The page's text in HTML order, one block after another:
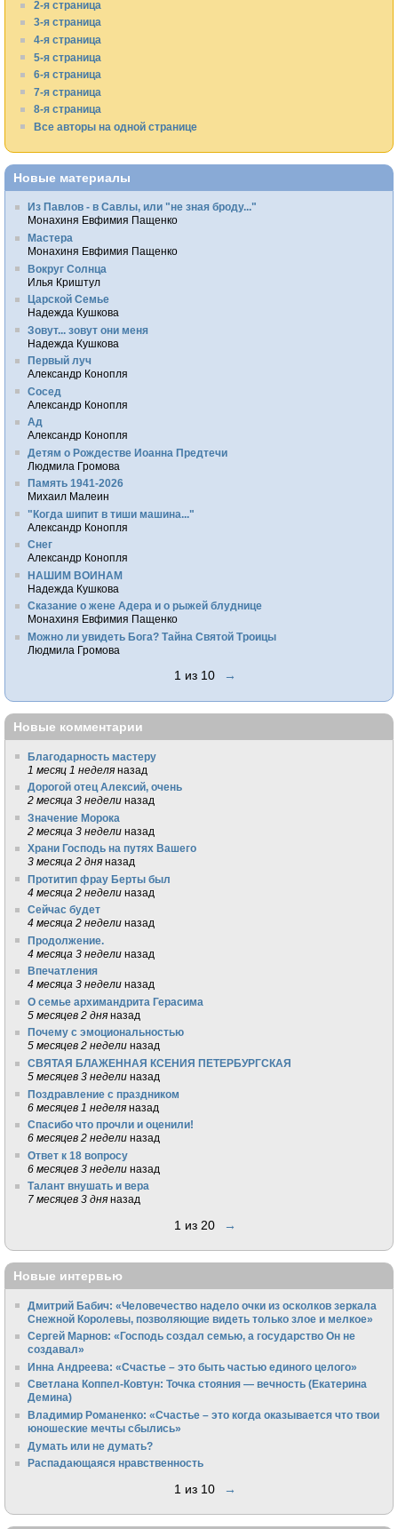
2-я страница
3-я страница
4-я страница
5-я страница
6-я страница
7-я страница
8-я страница
Все авторы на одной странице
Новые материалы
Из Павлов - в Савлы, или "не зная броду..."
Монахиня Евфимия Пащенко
Мастера
Монахиня Евфимия Пащенко
Вокруг Солнца
Илья Криштул
Царской Семье
Надежда Кушкова
Зовут... зовут они меня
Надежда Кушкова
Первый луч
Александр Конопля
Сосед
Александр Конопля
Ад
Александр Конопля
Детям о Рождестве Иоанна Предтечи
Людмила Громова
Память 1941-2026
Михаил Малеин
"Когда шипит в тиши машина..."
Александр Конопля
Снег
Александр Конопля
НАШИМ ВОИНАМ
Надежда Кушкова
Сказание о жене Адера и о рыжей блуднице
Монахиня Евфимия Пащенко
Можно ли увидеть Бога? Тайна Святой Троицы
Людмила Громова
1 из 10 →
Новые комментарии
Благодарность мастеру
1 месяц 1 неделя назад
Дорогой отец Алексий, очень
2 месяца 3 недели назад
Значение Морока
2 месяца 3 недели назад
Храни Господь на путях Вашего
3 месяца 2 дня назад
Протитип фрау Берты был
4 месяца 2 недели назад
Сейчас будет
4 месяца 2 недели назад
Продолжение.
4 месяца 3 недели назад
Впечатления
4 месяца 3 недели назад
О семье архимандрита Герасима
5 месяцев 2 дня назад
Почему с эмоциональностью
5 месяцев 2 недели назад
СВЯТАЯ БЛАЖЕННАЯ КСЕНИЯ ПЕТЕРБУРГСКАЯ
5 месяцев 3 недели назад
Поздравление с праздником
6 месяцев 1 неделя назад
Спасибо что прочли и оценили!
6 месяцев 2 недели назад
Ответ к 18 вопросу
6 месяцев 3 недели назад
Талант внушать и вера
7 месяцев 3 дня назад
1 из 20 →
Новые интервью
Дмитрий Бабич: «Человечество надело очки из осколков зеркала
Снежной Королевы, позволяющие видеть только злое и мелкое»
Сергей Марнов: «Господь создал семью, а государство Он не
создавал»
Инна Андреева: «Счастье – это быть частью единого целого»
Светлана Коппел-Ковтун: Точка стояния — вечность (Екатерина
Демина)
Владимир Романенко: «Счастье – это когда оказывается что твои
юношеские мечты сбылись»
Думать или не думать?
Распадающаяся нравственность
1 из 10 →